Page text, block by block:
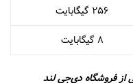
۲۵۶ گیگابایت
۸ گیگابایت
از فروشگاه دی‌جی لند